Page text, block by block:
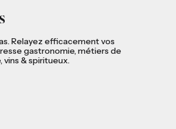
Relayez efficacement vos
gastronomie, métiers de
vins & spiritueux.